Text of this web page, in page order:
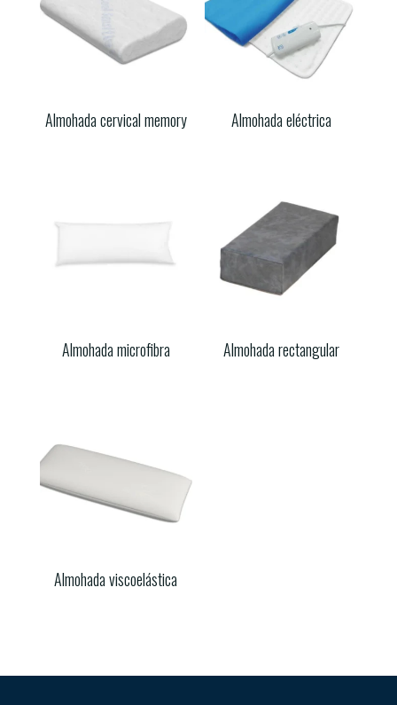
Almohada cervical memory Almohada eléctrica
Almohada microfibra Almohada rectangular
Almohada viscoelástica